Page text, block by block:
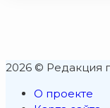
2026 © Редакция
О проекте